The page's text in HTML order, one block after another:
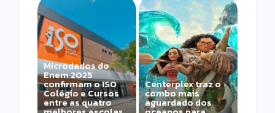
Microdados do
Enem 2025
confirmam o ISO
Colégio e Cursos
entre as quatro
Centerplex traz o
combo mais
aguardado dos